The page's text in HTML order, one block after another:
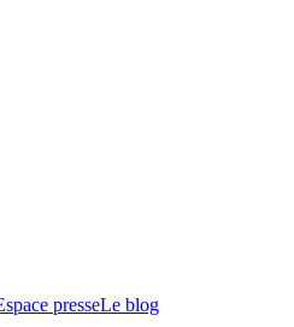
presseLe blog